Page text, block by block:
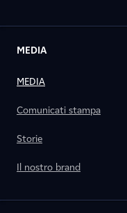
MEDIA
MEDIA
Comunicati stampa
Storie
Il nostro brand